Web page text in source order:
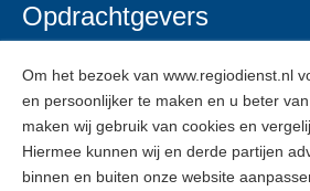
Opdrachtgevers
Veelgestelde vragen
Inschrijven
Om het bezoek van www.regiodienst.nl
en persoonlijker te maken en u beter
maken wij gebruik van cookies en
Hiermee kunnen wij en derde partijen
binnen en buiten onze website